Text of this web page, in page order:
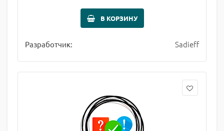
В КОРЗИНУ
Разработчик: Sadieff